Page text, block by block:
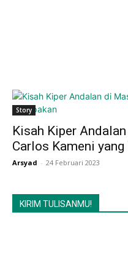
Story
Kisah Kiper
Carlos Kameni yang
Arsyad - 24 Februari 2023
KIRIM TULISANMU!